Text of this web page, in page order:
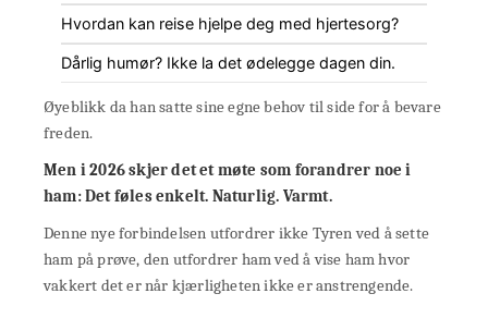
Hvordan kan reise hjelpe deg med hjertesorg?
Dårlig humør? Ikke la det ødelegge dagen din.
Øyeblikk da han satte sine egne behov til side for å bevare
freden.
Men i 2026 skjer det et møte som forandrer noe i
ham: Det føles enkelt. Naturlig. Varmt.
Denne nye forbindelsen utfordrer ikke Tyren ved å sette
ham på prøve, den utfordrer ham ved å vise ham hvor
vakkert det er når kjærligheten ikke er anstrengende.